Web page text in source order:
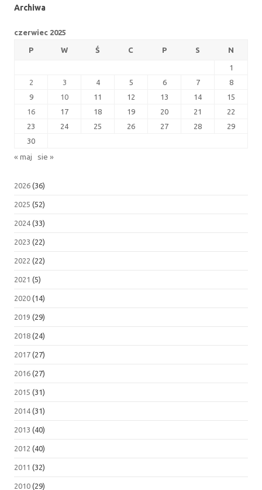
Archiwa
czerwiec 2025
P W Ś C P S N
1
2
3 4 5 6 7
8
9
10 11 12 13 14
15
16
17 18 19 20 21
22
23
24 25 26 27 28
29
30
« maj sie »
2026 (36)
2025 (52)
2024 (33)
2023 (22)
2022 (22)
2021 (5)
2020 (14)
2019 (29)
2018 (24)
2017 (27)
2016 (27)
2015 (31)
2014 (31)
2013 (40)
2012 (40)
2011 (32)
2010 (29)